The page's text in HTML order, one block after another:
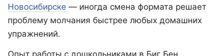
Новосибирске — иногда смена формата решает
проблему молчания быстрее любых домашних
упражнений.